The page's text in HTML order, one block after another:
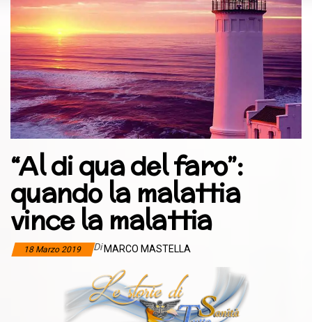
“Al di qua del faro”:
quando la malattia
vince la malattia
18 Marzo 2019 Di MARCO MASTELLA